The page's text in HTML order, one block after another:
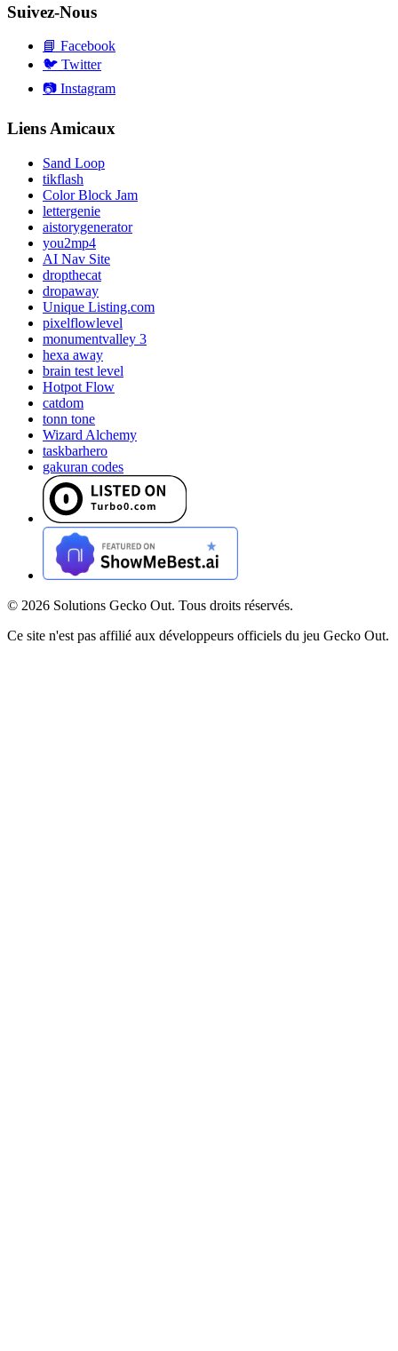
Suivez-Nous
📘 Facebook
🐦 Twitter
📷 Instagram
Liens Amicaux
Sand Loop
tikflash
Color Block Jam
lettergenie
aistorygenerator
you2mp4
AI Nav Site
dropthecat
dropaway
Unique Listing.com
pixelflowlevel
monumentvalley 3
hexa away
brain test level
Hotpot Flow
catdom
tonn tone
Wizard Alchemy
taskbarhero
gakuran codes
© 2026 Solutions Gecko Out. Tous droits réservés.
Ce site n'est pas affilié aux développeurs officiels du jeu Gecko Out.